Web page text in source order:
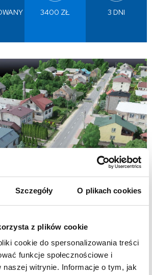
Szczegóły O plikach cookies
z plików cookie
cookie do spersonalizowania treści
funkcje społecznościowe i
naszej witrynie. Informacje o tym, jak
3400 ZŁ 3 DNI
niskiego pułapu w
i modelowanie